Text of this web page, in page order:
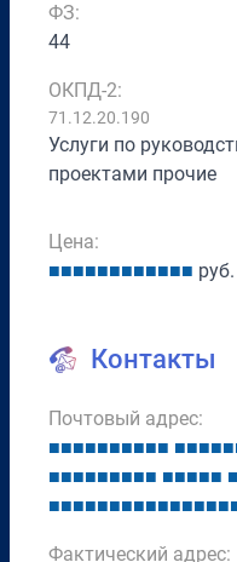
ФЗ:
44
ОКПД-2:
71.12.20.190
Услуги по
проектами прочие
Цена:
■■■■■■■■■■■■ руб.
Контакты
Почтовый адрес:
■■■■■■■■■■ ■■■■■
■■■■■■■■■ ■■■■■ ■
■■■■■■■■■■■■■■■
Фактический адрес: